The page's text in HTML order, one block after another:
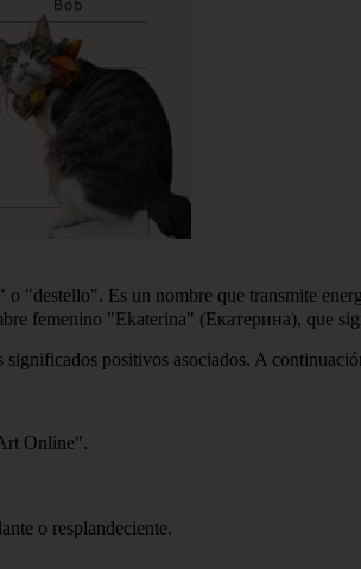
"destello". Es un nombre que transmite
femenino "Ekaterina" (Екатерина), que
positivos asociados. A
Online".
o resplandeciente.